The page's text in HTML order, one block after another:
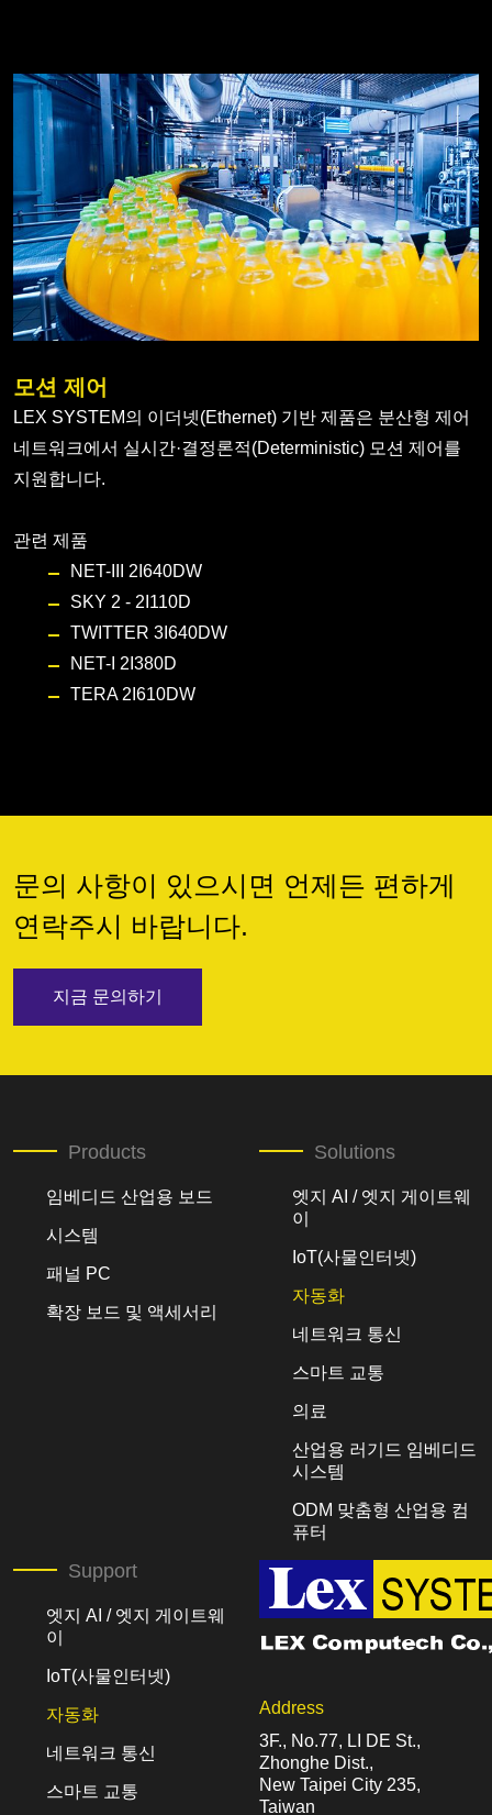
모션 제어
LEX SYSTEM의 이더넷(Ethernet) 기반 제품은 분산형 제어
네트워크에서 실시간·결정론적(Deterministic) 모션 제어를
지원합니다.
관련 제품
NET-III 2I640DW
SKY 2 - 2I110D
TWITTER 3I640DW
NET-I 2I380D
TERA 2I610DW
문의 사항이 있으시면 언제든 편하게
연락주시 바랍니다.
지금 문의하기
Products
임베디드 산업용 보드
시스템
패널 PC
확장 보드 및 액세서리
Solutions
엣지 AI / 엣지 게이트웨
이
IoT(사물인터넷)
자동화
네트워크 통신
스마트 교통
의료
산업용 러기드 임베디드
시스템
ODM 맞춤형 산업용 컴
퓨터
Support
엣지 AI / 엣지 게이트웨
이
IoT(사물인터넷)
자동화
네트워크 통신
스마트 교통
Address
3F., No.77, LI DE St.,
Zhonghe Dist.,
New Taipei City 235,
Taiwan